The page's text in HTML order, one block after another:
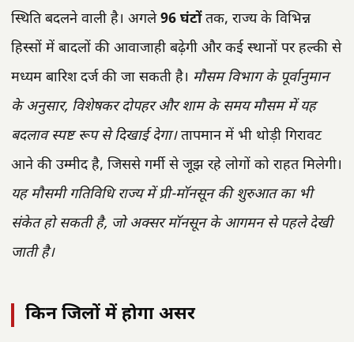
स्थिति बदलने वाली है। अगले96 घंटोंतक, राज्य के विभिन्न
हिस्सों में बादलों की आवाजाही बढ़ेगी और कई स्थानों पर हल्की से
मध्यम बारिश दर्ज की जा सकती है। मौसम विभाग के पूर्वानुमान
के अनुसार, विशेषकर दोपहर और शाम के समय मौसम में यह
बदलाव स्पष्ट रूप से दिखाई देगा।तापमान में भी थोड़ी गिरावट
आने की उम्मीद है, जिससे गर्मी से जूझ रहे लोगों को राहत मिलेगी।
यह मौसमी गतिविधि राज्य में प्री-मॉनसून की शुरुआत का भी
संकेत हो सकती है, जो अक्सर मॉनसून के आगमन से पहले देखी
जाती है।
किन जिलों में होगा असर